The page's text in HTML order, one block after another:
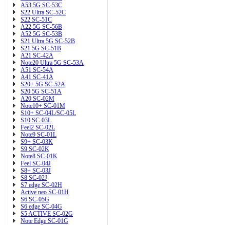
A53 5G SC-53C
S22 Ultra SC-52C
S22 SC-51C
A22 5G SC-56B
A52 5G SC-53B
S21 Ultra 5G SC-52B
S21 5G SC-51B
A21 SC-42A
Note20 Ultra 5G SC-53A
A51 SC-54A
A41 SC-41A
S20+ 5G SC-52A
S20 5G SC-51A
A20 SC-02M
Note10+ SC-01M
S10+ SC-04L/SC-05L
S10 SC-03L
Feel2 SC-02L
Note9 SC-01L
S9+ SC-03K
S9 SC-02K
Note8 SC-01K
Feel SC-04J
S8+ SC-03J
S8 SC-02J
S7 edge SC-02H
Active neo SC-01H
S6 SC-05G
S6 edge SC-04G
S5 ACTIVE SC-02G
Note Edge SC-01G